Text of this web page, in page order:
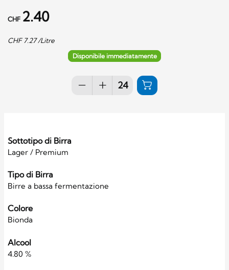
CHF 2.40
CHF 7.27/Litre
Disponibile immediatamente
Sottotipo di Birra
Lager / Premium
Tipo di Birra
Birre a bassa fermentazione
Colore
Bionda
Alcool
4.80 %